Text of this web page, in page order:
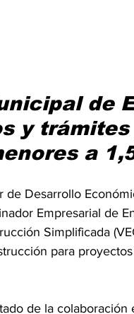
de
y
a
de Desarrollo
Empresarial de
Simplificada
para
de la